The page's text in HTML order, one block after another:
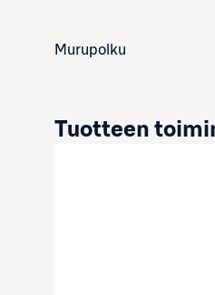
Murupolku
Tuotteen